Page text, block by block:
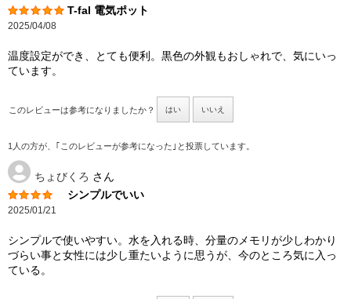
T-fal 電気ポット
2025/04/08
温度設定ができ、とても便利。黒色の外観もおしゃれで、気にいっ
ています。
このレビューは参考になりましたか？ はい いいえ
1人の方が、｢このレビューが参考になった｣と投票しています。
ちょびくろ さん
シンプルでいい
2025/01/21
シンプルで使いやすい。水を入れる時、分量のメモリが少しわかり
づらい事と女性には少し重たいように思うが、今のところ気に入っ
ている。